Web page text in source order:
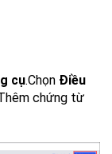
cụ.Chọn Điều
chứng từ